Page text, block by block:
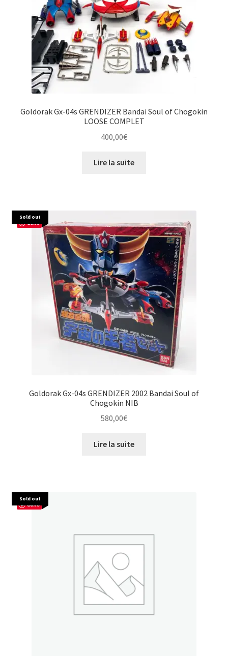
Goldorak Gx-04s GRENDIZER Bandai Soul of Chogokin
LOOSE COMPLET
400,00€
Lire la suite
Sold out
Save
Goldorak Gx-04s GRENDIZER 2002 Bandai Soul of
Chogokin NIB
580,00€
Lire la suite
Sold out
Save